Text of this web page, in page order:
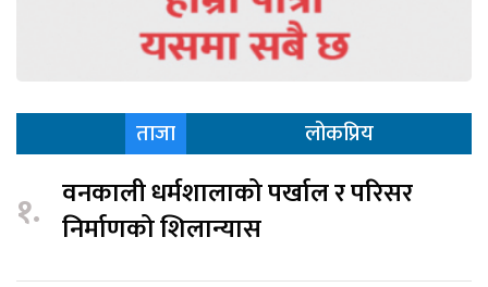
ताजा लोकप्रिय
१. वनकाली धर्मशालाको पर्खाल र परिसर
निर्माणको शिलान्यास